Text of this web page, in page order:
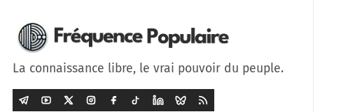
La connaissance libre, le vrai pouvoir du peuple.